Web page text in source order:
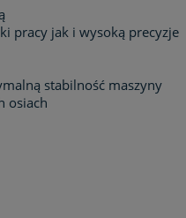
pracy jak i wysoką precyzje
stabilność maszyny
osiach